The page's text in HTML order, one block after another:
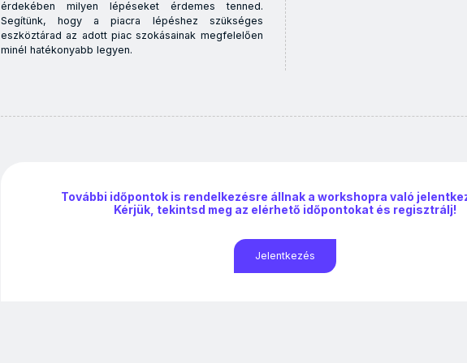
érdekében milyen lépéseket érdemes tenned.
Segítünk, hogy a piacra lépéshez szükséges
eszköztárad az adott piac szokásainak megfelelően
minél hatékonyabb legyen.
További időpontok is rendelkezésre állnak a workshopra való
Kérjük, tekintsd meg az elérhető időpontokat és regisztrálj!
Jelentkezés